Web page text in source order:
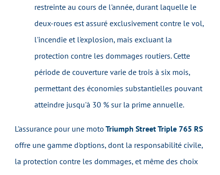
restreinte au cours de l'année, durant laquelle le
deux-roues est assuré exclusivement contre le vol,
l'incendie et l'explosion, mais excluant la
protection contre les dommages routiers. Cette
période de couverture varie de trois à six mois,
permettant des économies substantielles pouvant
atteindre jusqu'à 30 % sur la prime annuelle.
L'assurance pour une moto Triumph Street Triple 765 RS
offre une gamme d'options, dont la responsabilité civile,
la protection contre les dommages, et même des choix